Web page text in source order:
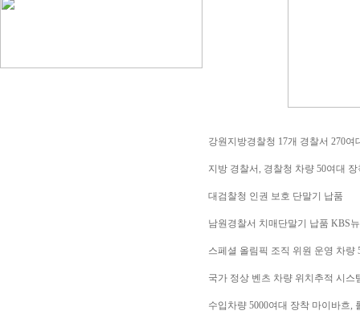
강원지방경찰청 17개 경찰서 270
지방 경찰서, 경찰청 차량 50여대 장
대검찰청 인권 보호 단말기 납품
남원경찰서 치매단말기 납품 KBS
스페셜 올림픽 조직 위원 운영 차량
국가 정상 벤츠 차량 위치추적 시스
수입차량 5000여대 장착 마이바흐,